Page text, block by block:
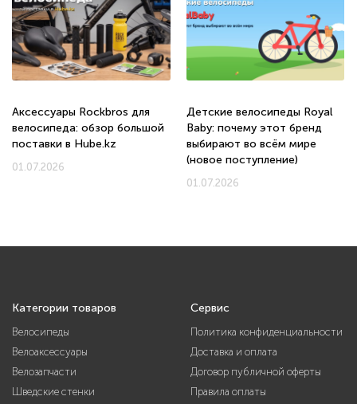
Аксессуары Rockbros для
велосипеда: обзор большой
поставки в Hube.kz
01.07.2026
Детские велосипеды Royal
Baby: почему этот бренд
выбирают во всём мире
(новое поступление)
01.07.2026
Категории товаров
Велосипеды
Велоаксессуары
Велозапчасти
Шведские стенки
Сервис
Политика конфиденциальности
Доставка и оплата
Договор публичной оферты
Правила оплаты